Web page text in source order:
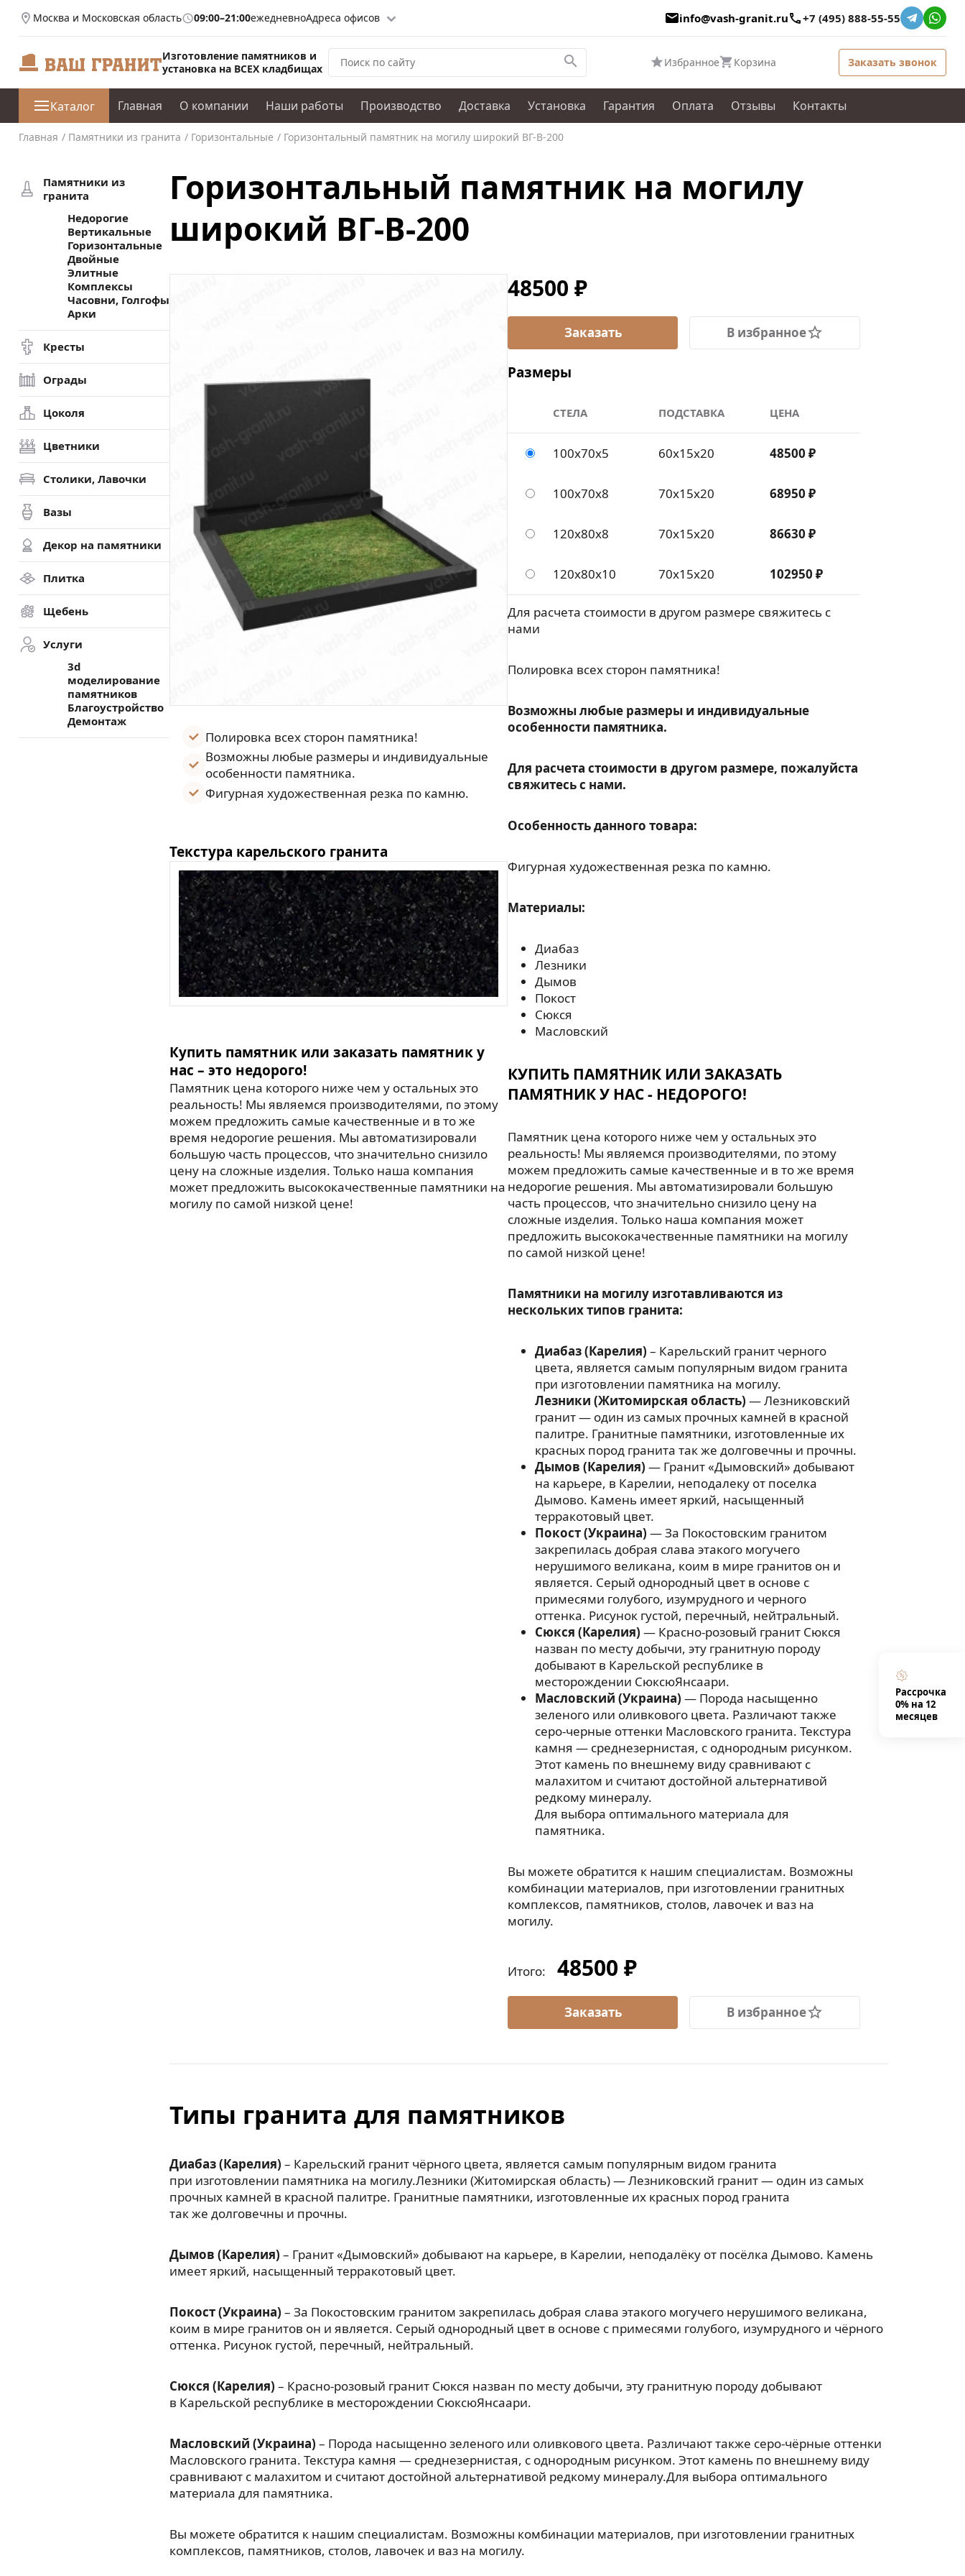
Москва и Московская область 09:00–21:00ежедневноАдреса офисов info@vash-granit.ru +7 (495) 888-55-55
Изготовление памятников и
установка на ВСЕХ кладбищах
Избранное Корзина Заказать звонок
Каталог Главная О компании Наши работы Производство Доставка Установка Гарантия Оплата Отзывы Контакты
Главная Памятники из гранита Горизонтальные Горизонтальный памятник на могилу широкий ВГ-В-200
Памятники из
гранита
Недорогие
Вертикальные
Горизонтальные
Двойные
Элитные
Комплексы
Часовни, Голгофы
Арки
Кресты
Ограды
Цоколя
Цветники
Столики, Лавочки
Вазы
Декор на памятники
Плитка
Щебень
Услуги
3d
моделирование
памятников
Благоустройство
Демонтаж
Горизонтальный памятник на могилу
широкий ВГ-В-200
Полировка всех сторон памятника!
Возможны любые размеры и индивидуальные
особенности памятника.
Фигурная художественная резка по камню.
Текстура карельского гранита
Купить памятник или заказать памятник у
нас – это недорого!
Памятник цена которого ниже чем у остальных это
реальность! Мы являемся производителями, по этому
можем предложить самые качественные и в то же
время недорогие решения. Мы автоматизировали
большую часть процессов, что значительно снизило
цену на сложные изделия. Только наша компания
может предложить высококачественные памятники на
могилу по самой низкой цене!
48500 ₽
В избранное
Размеры
СТЕЛА ПОДСТАВКА ЦЕНА
100х70х5 60х15х20 48500 ₽
100х70х8 70х15х20 68950 ₽
120х80х8 70х15х20 86630 ₽
120х80х10 70х15х20 102950 ₽
Для расчета стоимости в другом размере свяжитесь с
нами
Полировка всех сторон памятника!
Возможны любые размеры и индивидуальные
особенности памятника.
Для расчета стоимости в другом размере, пожалуйста
свяжитесь с нами.
Особенность данного товара:
Фигурная художественная резка по камню.
Материалы:
Диабаз
Лезники
Дымов
Покост
Сюкся
Масловский
КУПИТЬ ПАМЯТНИК ИЛИ ЗАКАЗАТЬ
ПАМЯТНИК У НАС - НЕДОРОГО!
Памятник цена которого ниже чем у остальных это
реальность! Мы являемся производителями, по этому
можем предложить самые качественные и в то же время
недорогие решения. Мы автоматизировали большую
часть процессов, что значительно снизило цену на
сложные изделия. Только наша компания может
предложить высококачественные памятники на могилу
по самой низкой цене!
Памятники на могилу изготавливаются из
нескольких типов гранита:
Диабаз (Карелия) – Карельский гранит черного
цвета, является самым популярным видом гранита
при изготовлении памятника на могилу.
Лезники (Житомирская область) — Лезниковский
гранит — один из самых прочных камней в красной
палитре. Гранитные памятники, изготовленные их
красных пород гранита так же долговечны и прочны.
Дымов (Карелия) — Гранит «Дымовский» добывают
на карьере, в Карелии, неподалеку от поселка
Дымово. Камень имеет яркий, насыщенный
терракотовый цвет.
Покост (Украина) — За Покостовским гранитом
закрепилась добрая слава этакого могучего
нерушимого великана, коим в мире гранитов он и
является. Серый однородный цвет в основе с
примесями голубого, изумрудного и черного
оттенка. Рисунок густой, перечный, нейтральный.
Сюкся (Карелия) — Красно-розовый гранит Сюкся
назван по месту добычи, эту гранитную породу
добывают в Карельской республике в
месторождении СюксюЯнсаари.
Масловский (Украина) — Порода насыщенно
зеленого или оливкового цвета. Различают также
серо-черные оттенки Масловского гранита. Текстура
камня — среднезернистая, с однородным рисунком.
Этот камень по внешнему виду сравнивают с
малахитом и считают достойной альтернативой
редкому минералу.
Для выбора оптимального материала для
памятника.
Вы можете обратится к нашим специалистам. Возможны
комбинации материалов, при изготовлении гранитных
комплексов, памятников, столов, лавочек и ваз на
могилу.
Итого: 48500 ₽
В избранное
Типы гранита для памятников
Диабаз (Карелия) – Карельский гранит чёрного цвета, является самым популярным видом гранита
при изготовлении памятника на могилу.Лезники (Житомирская область) — Лезниковский гранит — один из самых
прочных камней в красной палитре. Гранитные памятники, изготовленные их красных пород гранита
так же долговечны и прочны.
Дымов (Карелия) – Гранит «Дымовский» добывают на карьере, в Карелии, неподалёку от посёлка Дымово. Камень
имеет яркий, насыщенный терракотовый цвет.
Покост (Украина) – За Покостовским гранитом закрепилась добрая слава этакого могучего нерушимого великана,
коим в мире гранитов он и является. Серый однородный цвет в основе с примесями голубого, изумрудного и чёрного
оттенка. Рисунок густой, перечный, нейтральный.
Сюкся (Карелия) – Красно-розовый гранит Сюкся назван по месту добычи, эту гранитную породу добывают
в Карельской республике в месторождении СюксюЯнсаари.
Масловский (Украина) – Порода насыщенно зеленого или оливкового цвета. Различают также серо-чёрные оттенки
Масловского гранита. Текстура камня — среднезернистая, с однородным рисунком. Этот камень по внешнему виду
сравнивают с малахитом и считают достойной альтернативой редкому минералу.Для выбора оптимального
материала для памятника.
Вы можете обратится к нашим специалистам. Возможны комбинации материалов, при изготовлении гранитных
комплексов, памятников, столов, лавочек и ваз на могилу.
Рассрочка
0% на 12
месяцев